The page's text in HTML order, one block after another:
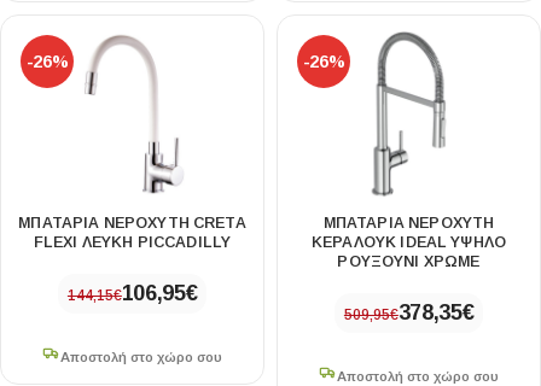
-26%
ΜΠΑΤΑΡΙΑ ΝΕΡΟΧΥΤΗ CRETA
FLEXI ΛΕΥΚΗ PICCADILLY
144,15€106,95€
Αποστολή στο χώρο σου
-26%
ΜΠΑΤΑΡΙΑ ΝΕΡΟΧΥΤΗ
ΚΕΡΑΛΟΥΚ IDEAL ΥΨΗΛΟ
ΡΟΥΞΟΥΝΙ ΧΡΩΜΕ
509,95€378,35€
Αποστολή στο χώρο σου